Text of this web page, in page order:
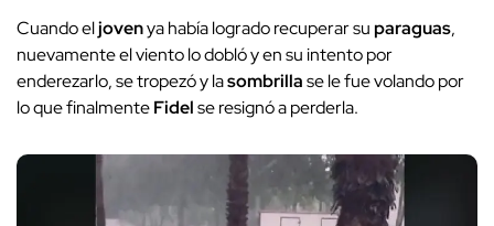
Cuando eljovenya había logrado recuperar suparaguas,
nuevamente el viento lo dobló y en su intento por
enderezarlo, se tropezó y lasombrillase le fue volando por
lo que finalmenteFidelse resignó a perderla.